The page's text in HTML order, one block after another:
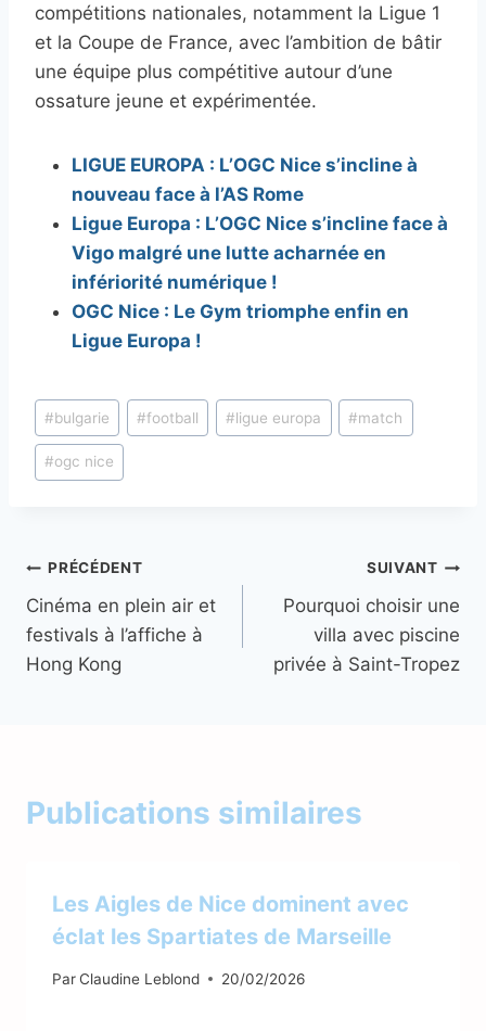
compétitions nationales, notamment la Ligue 1
et la Coupe de France, avec l’ambition de bâtir
une équipe plus compétitive autour d’une
ossature jeune et expérimentée.
LIGUE EUROPA : L’OGC Nice s’incline à
nouveau face à l’AS Rome
Ligue Europa : L’OGC Nice s’incline face à
Vigo malgré une lutte acharnée en
infériorité numérique !
OGC Nice : Le Gym triomphe enfin en
Ligue Europa !
Étiquettes
de
la
#bulgarie #football #ligue europa #match
#ogc nice
Navigation
de
l’article
PRÉCÉDENT
Cinéma en plein air et
festivals à l’affiche à
Hong Kong
SUIVANT
Pourquoi choisir une
villa avec piscine
privée à Saint-Tropez
Publications similaires
Les Aigles de Nice dominent avec
éclat les Spartiates de Marseille
ParClaudine Leblond 20/02/2026